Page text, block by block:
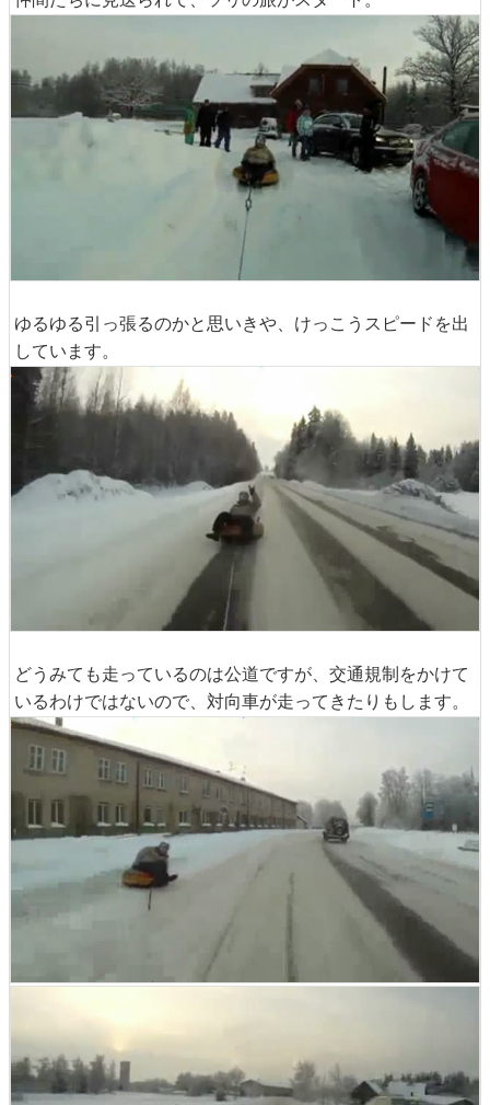
ゆるゆる引っ張るのかと思いきや、けっこうスピードを出
しています。
どうみても走っているのは公道ですが、交通規制をかけて
いるわけではないので、対向車が走ってきたりもします。